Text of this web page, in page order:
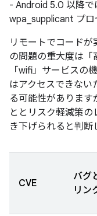
- Android 5.0 以降で
wpa_supplicant プ
リモートでコード
の問題の重大度は「
「wifi」サービスの
はアクセスできない
る可能性がありま
ととリスク軽減策の
き下げられると判断
CVE
バグ
リン